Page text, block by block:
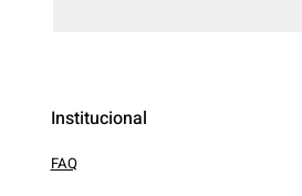
Institucional
FAQ